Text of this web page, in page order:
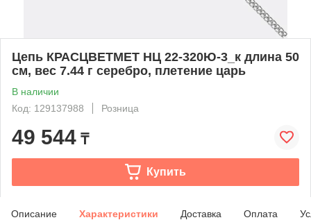
Цепь КРАСЦВЕТМЕТ НЦ 22-320Ю-3_к длина 50
см, вес 7.44 г серебро, плетение царь
В наличии
Код: 129137988
Розница
49 544 ₸
Купить
Описание Характеристики Доставка Оплата